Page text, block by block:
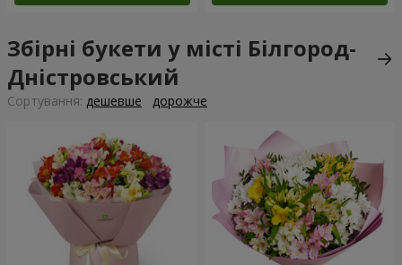
Збірні букети у місті Білгород-
Дністровський
Сортування: дешевше дорожче